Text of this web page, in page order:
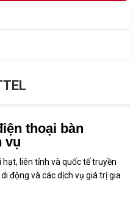
thoại bàn
vụ
liên tỉnh và quốc tế truyền
động và các dịch vụ giá trị gia